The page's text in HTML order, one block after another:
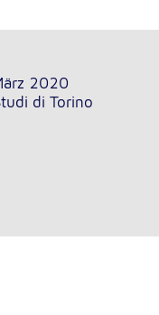
2020
di Torino